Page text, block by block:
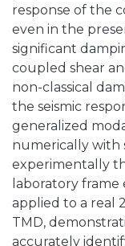
response of the
even in the
significant
coupled shear
non-classical
the seismic
generalized
numerically with
experimentally
laboratory frame
applied to a real
TMD,
accurately